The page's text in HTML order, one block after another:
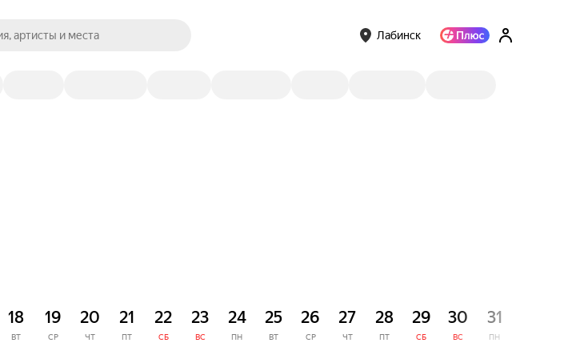
артисты и места Лабинск
18
ВТ
19
СР
20
ЧТ
21
ПТ
22
СБ
23
ВС
24
ПН
25
ВТ
26
СР
27
ЧТ
28
ПТ
29
СБ
30
ВС
31
ПН